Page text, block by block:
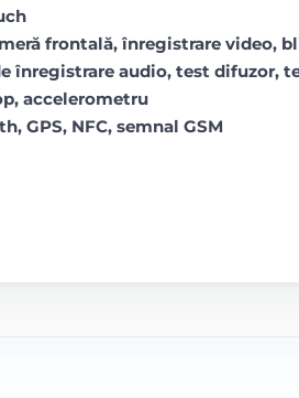
frontală, înregistrare video,
înregistrare audio, test difuzor,
accelerometru
GPS, NFC, semnal GSM